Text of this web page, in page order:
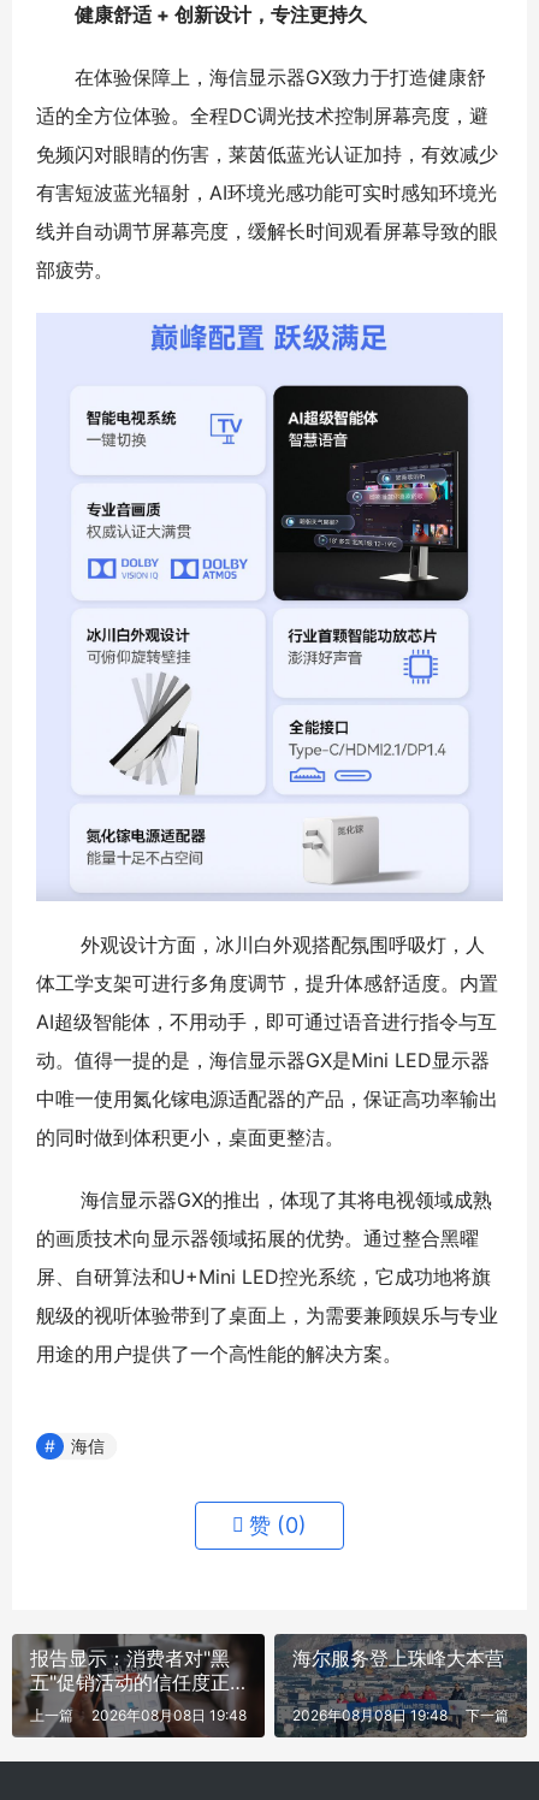
健康舒适 + 创新设计，专注更持久
在体验保障上，海信显示器GX致力于打造健康舒
适的全方位体验。全程DC调光技术控制屏幕亮度，避
免频闪对眼睛的伤害，莱茵低蓝光认证加持，有效减少
有害短波蓝光辐射，AI环境光感功能可实时感知环境光
线并自动调节屏幕亮度，缓解长时间观看屏幕导致的眼
部疲劳。
外观设计方面，冰川白外观搭配氛围呼吸灯，人
体工学支架可进行多角度调节，提升体感舒适度。内置
AI超级智能体，不用动手，即可通过语音进行指令与互
动。值得一提的是，海信显示器GX是Mini LED显示器
中唯一使用氮化镓电源适配器的产品，保证高功率输出
的同时做到体积更小，桌面更整洁。
海信显示器GX的推出，体现了其将电视领域成熟
的画质技术向显示器领域拓展的优势。通过整合黑曜
屏、自研算法和U+Mini LED控光系统，它成功地将旗
舰级的视听体验带到了桌面上，为需要兼顾娱乐与专业
用途的用户提供了一个高性能的解决方案。
海信
赞 (0)
报告显示：消费者对"黑
五"促销活动的信任度正
在减退
上一篇 2026年08月08日 19:48
海尔服务登上珠峰大本营
下一篇
2026年08月08日 19:48